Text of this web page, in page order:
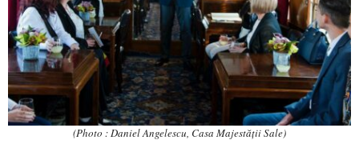
(Photo : Daniel Angelescu, Casa Majestății Sale)